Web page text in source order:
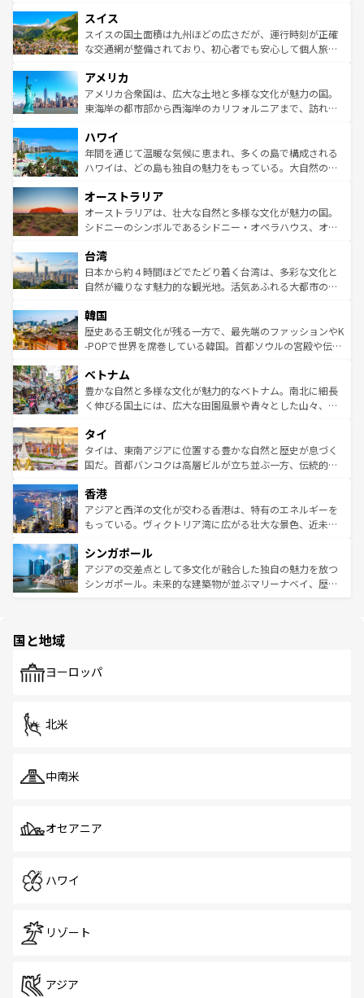
れる地方に足を運ぶとそれぞれで全く異なる文化を体験で
きるだろう。 なお、新着のフランス情報はコンテンツ一覧
を参照してほしい。
は、お酒好きな人にはぜひ体験してほしい。 なお、新着の
ドイツ情報はコンテンツ一覧を参照してほしい。
リアごとに異なる魅力がある。また、優雅なアフタヌーン
ティー、ビール好きにはたまらない英国パブ、サッカー観
戦など、本場だからこそできる体験も豊富。イギリスを旅
ンツ一覧を参照してほしい。
スイス
スイスの国土面積は九州ほどの広さだが、運行時刻が正確
な交通網が整備されており、初心者でも安心して個人旅行
の建物がそのまま残る町や、スイスならではのユニークな
博物館もあり、アルプス観光だけでなく町歩きも満喫する
ことができる。国民の所得が高いため物価も高いが、旅行
ば市内交通費無料で観光を楽しむこともできる。 なお、新
着のスイス情報はコンテンツ一覧 を参照してほしい。
アメリカ
アメリカ合衆国は、広大な土地と多様な文化が魅力の国。
東海岸の都市部から西海岸のカリフォルニアまで、訪れる
のような巨大都市は、観光、ショッピング、エンターテイ
ンメントが詰まった刺激的なスポットだ。一方、アメリカ
西部には大自然が広がり、グランドキャニオンやイエロー
部のニューオーリンズでは、音楽と美食が融合した独特の
文化が魅力。旅行者はアメリカの各地域で異なる魅力を楽
しみながら、その多様性と豊かな歴史を感じることができ
ならではの贅沢な旅のスタイルだ。 なお、新着のアメリカ
情報はコンテンツ一覧を参照してほしい。
ハワイ
年間を通じて温暖な気候に恵まれ、多くの島で構成される
ハワイは、どの島も独自の魅力をもっている。大自然の神
ワイ島は見逃せない。また、定番の観光地といえばオアフ
島だが、静かな自然を求めるならマウイ島やカウアイ島が
おすすめ。エメラルドグリーンに輝く海をはじめ、豊かな
れるおもてなしの心で訪れる人々を迎えてくれるハワイの
人々、おいしいローカルフードやハワイアンミュージッ
ク、伝統的なフラダンスなど、すべてがハワイの魅力を彩
ワイを、存分に味わってほしい。 なお、新着のハワイ情報
はコンテンツ一覧を参照してほしい。
オーストラリア
オーストラリアは、壮大な自然と多様な文化が魅力の国。
シドニーのシンボルであるシドニー・オペラハウス、オー
リアリーフや大陸中央部にそびえるウルル（エアーズロッ
ク）、タスマニアの美しい原生林やケアンズの熱帯雨林な
ど、見どころがたくさん。また、カフェやワイン、オージ
いる。アクティビティも充実しており、サーフィンやダイ
ビング、ハイキングなど、アウトドア好きにはたまらな
い。オーストラリアの多彩な魅力を存分に味わいつくそ
参照してほしい。
台湾
日本から約４時間ほどでたどり着く台湾は、多彩な文化と
自然が織りなす魅力的な観光地。活気あふれる大都市の台
ン）、静ひつな山岳地帯である台湾東部など、都市の喧騒
と山間の静けさが共存しており、訪れる人に新しい発見と
驚きをもたらしてくれる。また、奥深い台湾の食文化も魅
容にもいいと評判のスイーツなど、バラエティ豊かな料理
が味わえる。 なお、新着の台湾情報は コンテンツ一覧を参
照してほしい。
韓国
歴史ある王朝文化が残る一方で、最先端のファッションやK
-POPで世界を席巻している韓国。首都ソウルの宮殿や伝統
き、地方に足を延ばせば四季折々の自然美を楽しむことが
できる。そして、キムチや焼肉、絶品のストリートフード
まで、さまざまな韓国料理が待っている。夜には、韓国な
リティに包まれながら、韓国の多彩な魅力を心ゆくまで味
わってみてほしい。 なお、新着の韓国情報はコンテンツ一
覧を参照してほしい。
ベトナム
豊かな自然と多様な文化が魅力的なベトナム。南北に細長
く伸びる国土には、広大な田園風景や青々とした山々、世
急速な発展と共に伝統が息づく。ハノイの古い町並みやホ
ーチミン市のフランス統治時代の建物も、独特の雰囲気を
醸し出している。また、バラエティの豊かさとおいしさで
とつ。フォーやバインミー、ベトナムコーヒーなどは、ぜ
ひ現地で味わいたい。どの地域を訪れてもあたたかい人々
が旅行者を迎えてくれるので、きっと忘れられない旅にな
参照してほしい。
タイ
タイは、東南アジアに位置する豊かな自然と歴史が息づく
国だ。首都バンコクは高層ビルが立ち並ぶ一方、伝統的な
の活気が交差している。北部ではチェンマイなどの山岳地
帯で自然と触れ合い、南部ではプーケットやクラビの美し
いビーチでリゾート気分を楽しむことができる。タイ料理
激する。気候は一年中温暖で、どの季節にも異なる楽しみ
が待っている。親しみやすいタイの人々、仏教を中心とし
た文化、そして多様な観光資源が、訪れる旅人を魅了し続
香港
アジアと西洋の文化が交わる香港は、特有のエネルギーを
もっている。ヴィクトリア湾に広がる壮大な景色、近未来
み、どこを訪れても感動するはず。観光スポットが密集し
ており、効率よく見どころを回れるのも魅力。息をのむよ
うな絶景から文化的な体験まで、香港を存分に楽しみ尽く
シンガポール
アジアの交差点として多文化が融合した独自の魅力を放つ
シンガポール。未来的な建築物が並ぶマリーナベイ、歴史
で、ホーカーズは地元の風情を楽しめる外せないスポット
国と地域
ヨーロッパ
北米
中南米
オセアニア
ハワイ
リゾート
アジア